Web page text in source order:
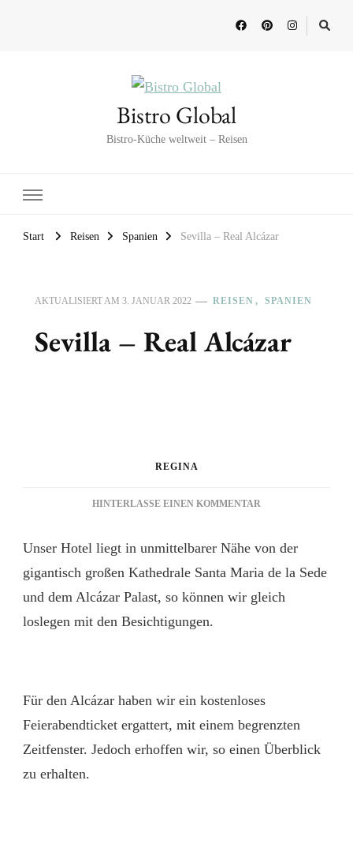
Bistro Global
Bistro-Küche weltweit – Reisen
Start Reisen Spanien Sevilla – Real Alcázar
AKTUALISIERT AM 3. JANUAR 2022 REISEN SPANIEN
Sevilla – Real Alcázar
REGINA
HINTERLASSE EINEN KOMMENTAR
REAL
ALCÁZAR
Unser Hotel liegt in unmittelbarer Nähe von der
gigantisch großen Kathedrale Santa Maria de la Sede
und dem Alcázar Palast, so können wir gleich
loslegen mit den Besichtigungen.
Für den Alcázar haben wir ein kostenloses
Feierabendticket ergattert, mit einem begrenzten
Zeitfenster. Jedoch erhoffen wir, so einen Überblick
zu erhalten.